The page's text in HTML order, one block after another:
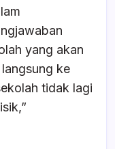
yang akan
ke
tidak lagi